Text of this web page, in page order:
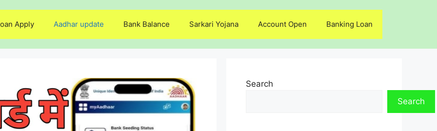
Apply Aadhar update Bank Balance Sarkari Yojana Account Open Banking Loan
Search
Search